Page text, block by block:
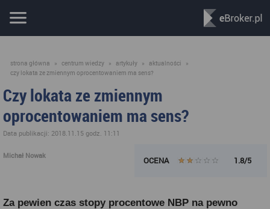
strona główna » centrum wiedzy » artykuły » aktualności
»
czy lokata ze zmiennym oprocentowaniem ma sens?
Czy lokata ze zmiennym
oprocentowaniem ma sens?
Data publikacji: 2018.11.15 godz. 11:11
Michał Nowak OCENA 1.8/5
Za pewien czas stopy procentowe NBP na pewno